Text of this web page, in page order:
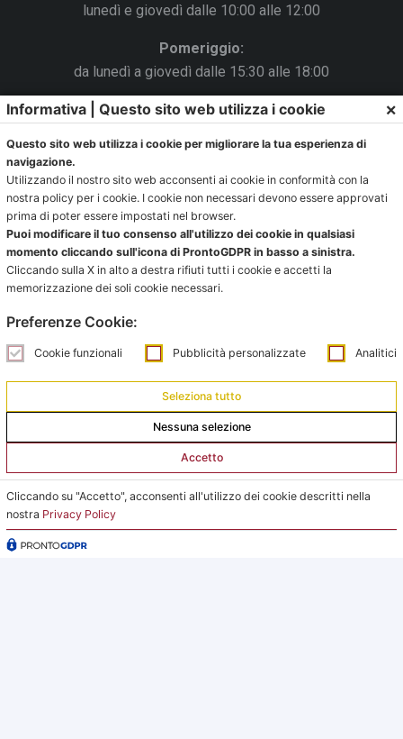
lunedì e giovedì dalle 10:00 alle 12:00
Pomeriggio:
da lunedì a giovedì dalle 15:30 alle 18:00
Venerdì chiuso
La Segreteria si trova al C.s. Pertini con accesso da via
Gubellini n.7 al primo piano.
Ufficio impianti:
impianti@pontevecchiobologna.it
051 6231630 – Interno 2
Orari Ufficio Impianti:
lunedì e giovedì dalle 9:00 alle 12:00
Pomeriggio:
da lunedì a giovedì dalle 15:00 alle 18:00
Venerdì su appuntamento
L’Ufficio Impianti si trova al C.s. Pertini con accesso da
via Gubellini n.7 al primo piano, dopo la Segreteria.
Informativa | Questo sito web utilizza i cookie ×
Questo sito web utilizza i cookie per migliorare la tua esperienza di
navigazione.
Utilizzando il nostro sito web acconsenti ai cookie in conformità con la
nostra policy per i cookie. I cookie non necessari devono essere approvati
prima di poter essere impostati nel browser.
Puoi modificare il tuo consenso all'utilizzo dei cookie in qualsiasi
momento cliccando sull'icona di ProntoGDPR in basso a sinistra.
Cliccando sulla X in alto a destra rifiuti tutti i cookie e accetti la
memorizzazione dei soli cookie necessari.
Preferenze Cookie:
Cookie funzionali Pubblicità personalizzate Analitici
Seleziona tutto
Nessuna selezione
Accetto
Cliccando su "Accetto", acconsenti all'utilizzo dei cookie descritti nella
nostra Privacy Policy